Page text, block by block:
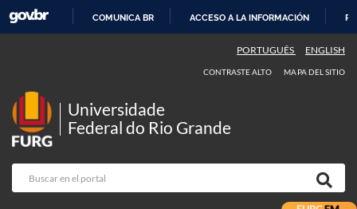
CONTENIDO
COMUNICA BR ACCESO A LA INFORMACIÓN
PORTUGUÊS ENGLISH
CONTRASTE ALTO MAPA DEL SITIO
Universidade
Federal do Rio Grande